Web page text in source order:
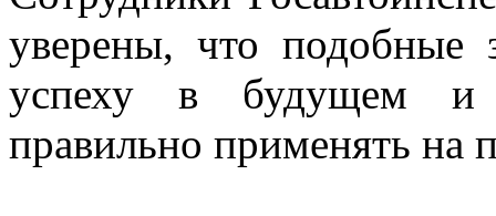
уверены, что подобные
успеху в будущем и
правильно применять на